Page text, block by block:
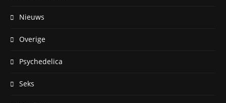
Nieuws
Overige
Psychedelica
Seks